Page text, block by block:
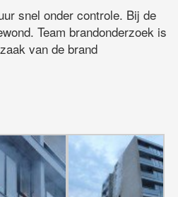
snel onder controle. Bij de
Team brandonderzoek is
van de brand